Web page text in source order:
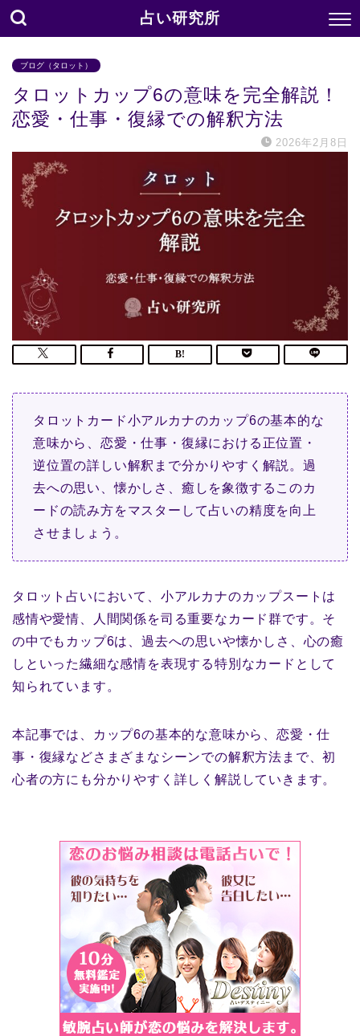
占い研究所
ブログ（タロット）
タロットカップ6の意味を完全解説！
恋愛・仕事・復縁での解釈方法
2026年2月8日
タロットカード小アルカナのカップ6の基本的な
意味から、恋愛・仕事・復縁における正位置・
逆位置の詳しい解釈まで分かりやすく解説。過
去への思い、懐かしさ、癒しを象徴するこのカ
ードの読み方をマスターして占いの精度を向上
させましょう。
タロット占いにおいて、小アルカナのカップスートは
感情や愛情、人間関係を司る重要なカード群です。そ
の中でもカップ6は、過去への思いや懐かしさ、心の癒
しといった繊細な感情を表現する特別なカードとして
知られています。
本記事では、カップ6の基本的な意味から、恋愛・仕
事・復縁などさまざまなシーンでの解釈方法まで、初
心者の方にも分かりやすく詳しく解説していきます。